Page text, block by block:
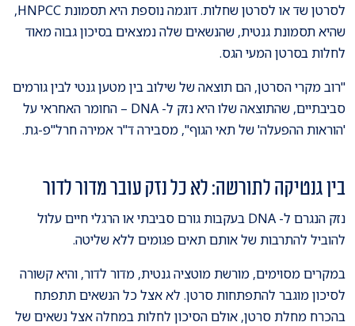
לסרטן שד או לסרטן שחלות. דוגמה נוספת היא תסמונת HNPCC,
שהיא תסמונת גנטית, שהנשאים שלה נמצאים בסיכון גבוה מאוד
לחלות בסרטן המעי הגס.
"רוב מקרי הסרטן, הם תוצאה של שילוב בין מטען גנטי לבין גורמים
סביבתיים, שהתוצאה שלו היא נזק ל- DNA – החומר האחראי על
'הוראות ההפעלה' של תאי הגוף", מסבירה ד"ר אמירה חרל"פ-גת.
בין גנטיקה לתורשה: לא כל נזק עובר מדור לדור
נזק הנגרם ל- DNA בעקבות גורם סביבתי או הרגלי חיים עלול
להוביל להתרבות של אותם תאים פגומים ללא שליטה.
במקרים מסוימים, מורשת מוטציה גנטית, מדור לדור, והיא קשורה
לסיכון מוגבר להתפתחות סרטן. לא אצל כל הנשאים תתפתח
בהכרח מחלת סרטן, אולם הסיכון לחלות במחלה אצל נשאים של